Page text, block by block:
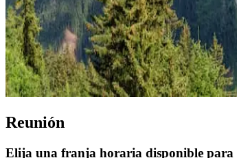
Reunión
Elija una franja horaria disponible para